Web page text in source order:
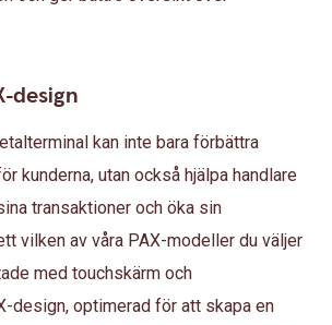
design
kan inte bara förbättra
kunderna, utan också hjälpa handlare
transaktioner och öka sin
vilken av våra PAX-modeller du väljer
med touchskärm och
design, optimerad för att skapa en